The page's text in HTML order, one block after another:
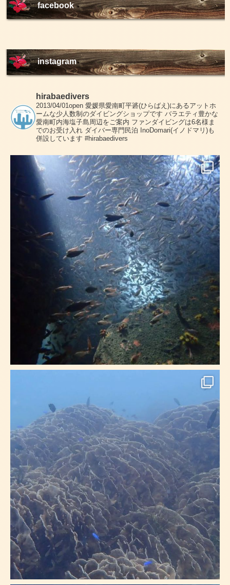
facebook
instagram
hirabaedivers
2013/04/01open 愛媛県愛南町平碆(ひらばえ)にあるアットホ
ームな少人数制のダイビングショップです バラエティ豊かな
愛南町内海塩子島周辺をご案内 ファンダイビングは6名様ま
でのお受け入れ ダイバー専門民泊 InoDomari(イノドマリ)も
併設しています #hirabaedivers